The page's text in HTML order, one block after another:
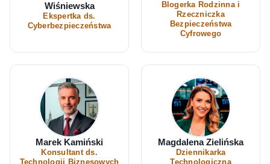
Wiśniewska
Ekspertka ds.
Cyberbezpieczeństwa
Blogerka Rodzinna i
Rzeczniczka
Bezpieczeństwa
Cyfrowego
Marek Kamiński
Konsultant ds.
Technologii Biznesowych
Magdalena Zielińska
Dziennikarka
Technologiczna